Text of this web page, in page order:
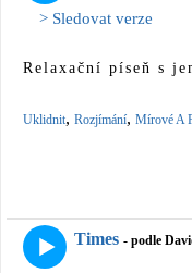
> Sledovat verze
Relaxační píseň s
Uklidnit, Rozjímání, Mírové A
Times - podle